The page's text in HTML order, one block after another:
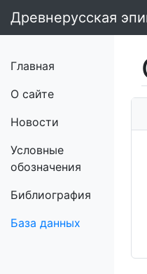
Древнерусская
Главная
О сайте
Новости
Условные
обозначения
Библиография
База данных